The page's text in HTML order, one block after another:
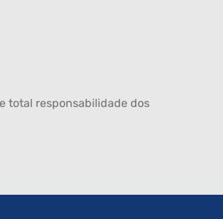
total responsabilidade dos